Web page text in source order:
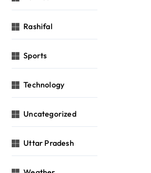
Rashifal
Sports
Technology
Uncategorized
Uttar Pradesh